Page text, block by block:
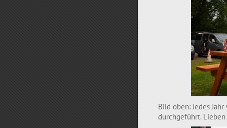
Bild oben: Jedes
durchgeführt.